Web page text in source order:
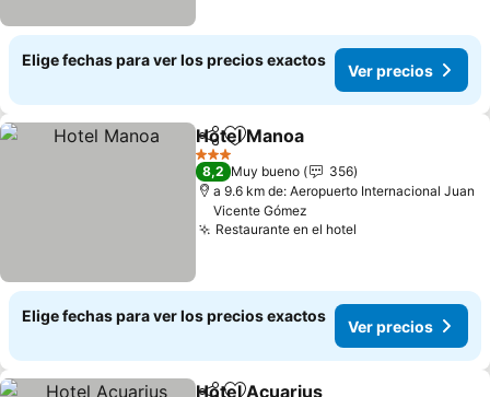
Elige fechas para ver los precios exactos
Ver precios
CompartirAgregar a favoritos
Hotel Manoa
3 Estrellas
8,2 Muy bueno
356
a 9.6 km de: Aeropuerto Internacional Juan
Vicente Gómez
Restaurante en el hotel
Elige fechas para ver los precios exactos
Ver precios
Hotel Acuarius